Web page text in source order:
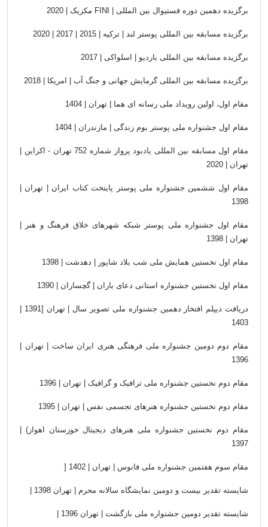
برگزیده دهمین دوره فستیوال بین المللی FINI | مکزیک | 2020
برگزیده مسابقه بین المللی پوستر لند | تركيه | 2015 | 2017 | 2020
برگزیده مسابقه بین المللی بارديو | اسلواکی | 2017
برگزیده مسابقه بین المللی گرمایش جهانی و جنگ آب | امريكا | 2018
مقام اول، اولین رویداد ملی رسانه ای هما | تهران | 1404
مقام اول جشنواره ملی پوستر بوم زندگی | مازندران | 1404
مقام اول مسابقه بین
المللی یادبود پرواز شماره 752 تهران - اکراین |
تهران | 2020
مقام اول ششمین جشنواره ملی پوستر پایتخت کتاب ایران | تهران |
1398
مقام اول جشنواره ملی پوستر شبکه شهرهای خلاق فرهنگ و هنر |
تهران | 1398
مقام اول نخستین همایش ملی شب بلاد شاپور | دهدشت | 1398
مقام اول نخستین جشنواره استانی دعای باران | گچساران | 1390
دریافت دیپلم افتخار
1403
مقام دوم دومین جشنواره ملی فرهنگی هنری ایران ساخت | تهران |
1396
مقام دوم نخستین جشنواره ملی ترافیک و گرافیک | تهران | 1396
مقام دوم نخستین جشنواره هنرهای تجسمی نفس | تهران | 1395
مقام دوم نخستین جشنواره ملی هنرهای دیجیتال خوزستان
اهواز) |
1397
مقام سوم هفتمین جشنواره ملی فانوس | تهران | 1402 ]
شایسته تقدیر بیست و دومین نمایشگاه سالانه محرم | تهران | 1398
شایسته تقدیر دومین جشنواره ملی بازگشت | تهران | 1396